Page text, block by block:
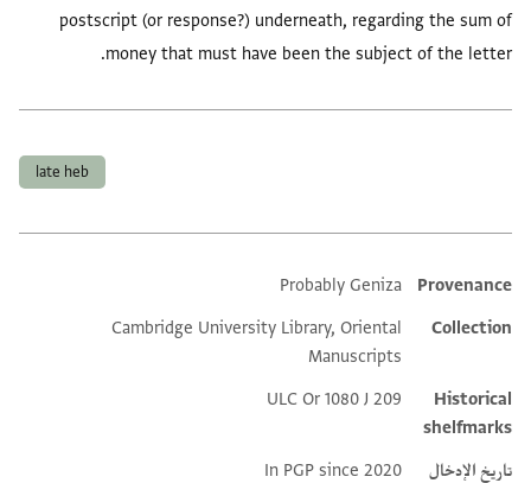
postscript (or response?) underneath, regarding the sum of
money that must have been the subject of the letter.
late heb
Additional metadata
Provenance
Probably Geniza
Collection
Cambridge University Library, Oriental
Manuscripts
Historical
shelfmarks
ULC Or 1080 J 209
تاريخ الإدخال In PGP since 2020